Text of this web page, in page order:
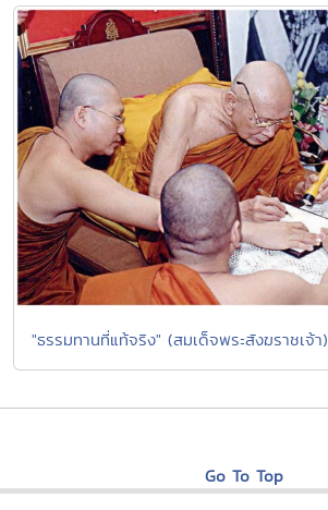
"ธรรมทานที่แท้จริง" (สมเด็จพระสังฆราชเจ้า)
Go To Top